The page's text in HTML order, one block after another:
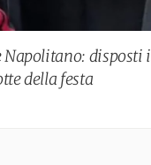
Napolitano: disposti i
della festa